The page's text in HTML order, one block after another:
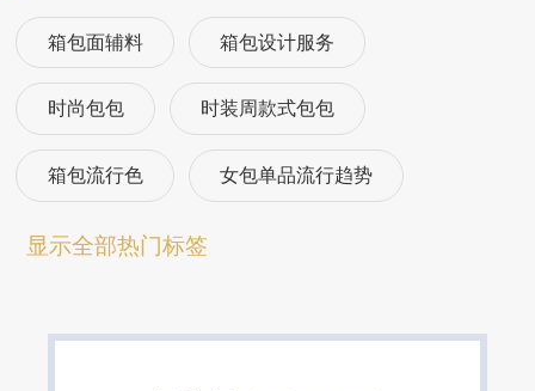
箱包面辅料 箱包设计服务
时尚包包 时装周款式包包
箱包流行色 女包单品流行趋势
箱包流行趋势预测
显示全部热门标签